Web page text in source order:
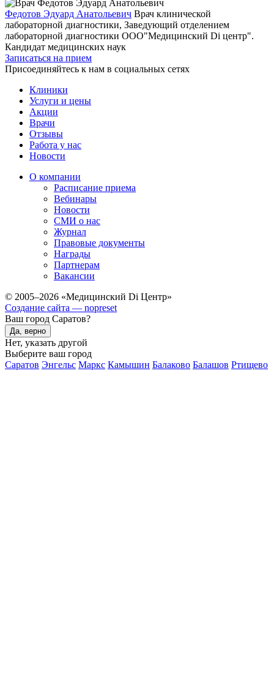
Федотов Эдуард Анатольевич Врач клинической
лабораторной диагностики, Заведующий отделением
лабораторной диагностики ООО"Медицинский Di центр".
Кандидат медицинских наук
Записаться на прием
Присоединяйтесь к нам в социальных сетях
Клиники
Услуги и цены
Акции
Врачи
Отзывы
Работа у нас
Новости
О компании
Расписание приема
Вебинары
Новости
СМИ о нас
Журнал
Правовые документы
Награды
Партнерам
Вакансии
© 2005–2026 «Медицинский Di Центр»
Создание сайта — nopreset
Ваш город Саратов?
Да, верно
Нет, указать другой
Выберите ваш город
Саратов Энгельс Маркс Камышин Балаково Балашов Ртищево